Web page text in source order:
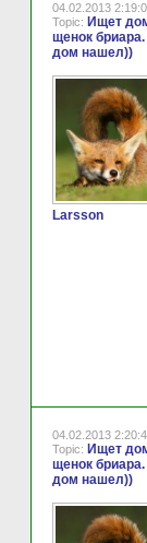
04.02.2013
Topic: Ищет
щенок
дом нашел))
Larsson
04.02.2013
Topic: Ищет
щенок
дом нашел))